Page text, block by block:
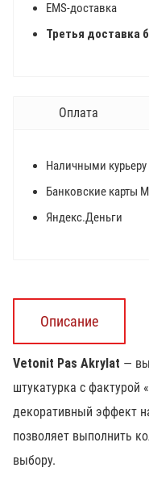
EMS-доставка
Третья доставка
Оплата
Наличными курьеру
Банковские карты
Яндекс.Деньги
Описание
Vetonit Pas Akrylat —
штукатурка с
декоративный эффект
позволяет выполнить
выбору.